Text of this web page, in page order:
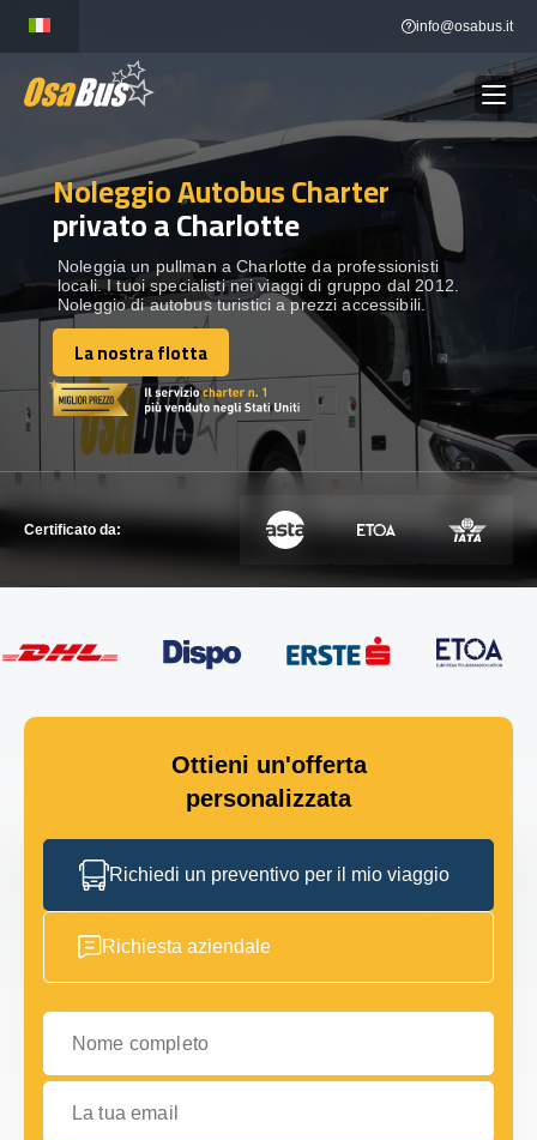
content
info@osabus.it
NOLEGGIO AUTOBUS Show dropdown
DESTINAZIONI Show dropdown
FLOTTA
METTITI IN CONTATTO
METTITI IN CONTATTO
Noleggio Autobus Charter
privato a Charlotte
Noleggia un pullman a Charlotte da professionisti
locali. I tuoi specialisti nei viaggi di gruppo dal 2012.
Noleggio di autobus turistici a prezzi accessibili.
La nostra flotta
La nostra flotta
Certificato da:
Ottieni un'offerta
personalizzata
Richiedi un preventivo per il mio viaggio
Richiesta aziendale
Nome completo
La tua email